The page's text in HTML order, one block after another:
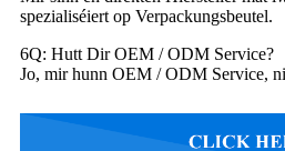
spezialiséiert op Verpackungsbeutel.
6Q: Hutt Dir OEM / ODM Service?
Jo, mir hunn OEM / ODM Service,